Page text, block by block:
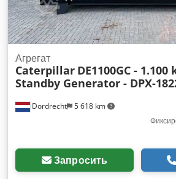
Dordrecht 5 618 km
Агрегат
Caterpillar DE1100GC - 1.100
Standby Generator - DPX-
Запросить